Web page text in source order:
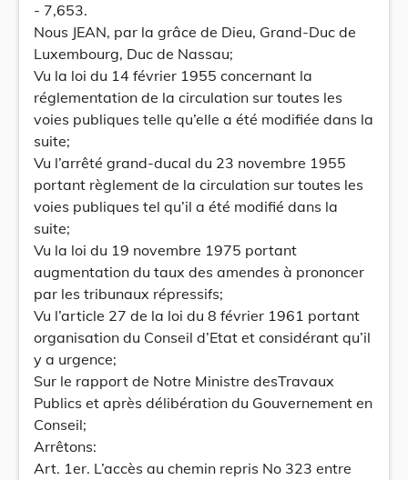
- 7,653.
Nous JEAN, par la grâce de Dieu, Grand-Duc de
Luxembourg, Duc de Nassau;
Vu la loi du 14 février 1955 concernant la
réglementation de la circulation sur toutes les
voies publiques telle qu’elle a été modifiée dans la
suite;
Vu l’arrêté grand-ducal du 23 novembre 1955
portant règlement de la circulation sur toutes les
voies publiques tel qu’il a été modifié dans la
suite;
Vu la loi du 19 novembre 1975 portant
augmentation du taux des amendes à prononcer
par les tribunaux répressifs;
Vu l’article 27 de la loi du 8 février 1961 portant
organisation du Conseil d’Etat et considérant qu’il
y a urgence;
Sur le rapport de Notre Ministre desTravaux
Publics et après délibération du Gouvernement en
Conseil;
Arrêtons:
Art. 1er. L’accès au chemin repris No 323 entre